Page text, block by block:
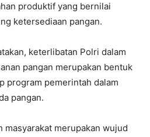
produktif yang bernilai
ketersediaan pangan.
keterlibatan Polri dalam
pangan merupakan bentuk
program pemerintah dalam
pangan.
masyarakat merupakan wujud